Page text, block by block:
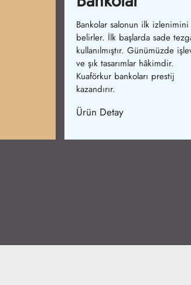
Yıkama koltukları salonların
olmazıdır. Başlangıçta tek
modeller üretilmiştir.
konfor ve tasarım birleşmiştir.
Kuaförkur koltukları şıklık ve
sağlar.
Ürün Detay